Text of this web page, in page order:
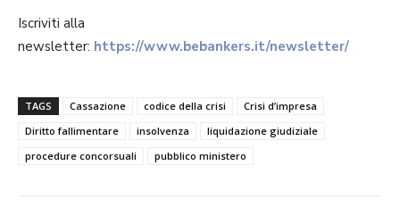
Iscriviti alla
newsletter: https://www.bebankers.it/newsletter/
TAGS Cassazione codice della crisi
Crisi d’impresa
Diritto fallimentare
insolvenza
liquidazione giudiziale
procedure concorsuali
pubblico ministero